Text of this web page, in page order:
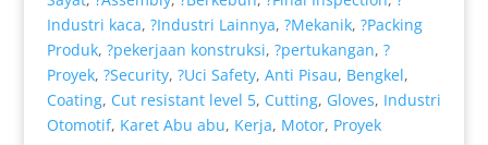
Besi
ukuran
lengkap
Industri kaca, ?Industri Lainnya, ?Mekanik, ?Packing
Produk, ?pekerjaan konstruksi, ?pertukangan, ?
Proyek, ?Security, ?Uci Safety, Anti Pisau, Bengkel,
Coating, Cut resistant level 5, Cutting, Gloves, Industri
Otomotif, Karet Abu abu, Kerja, Motor, Proyek